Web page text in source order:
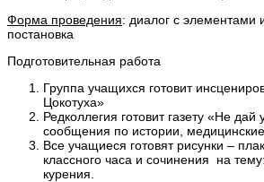
Форма проведения: диалог с элементами
постановка
Подготовительная работа
Группа учащихся готовит
Цокотуха»
Редколлегия готовит газету «Не дай
сообщения по истории, медицинские
Все учащиеся готовят рисунки –
классного часа и сочинения на
курения.